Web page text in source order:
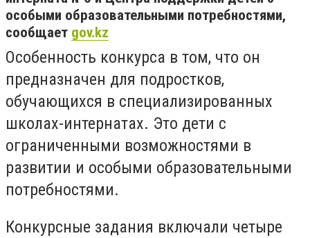
особыми образовательными потребностями,
сообщает gov.kz
Особенность конкурса в том, что он
предназначен для подростков,
обучающихся в специализированных
школах-интернатах. Это дети с
ограниченными возможностями в
развитии и особыми образовательными
потребностями.
Конкурсные задания включали четыре